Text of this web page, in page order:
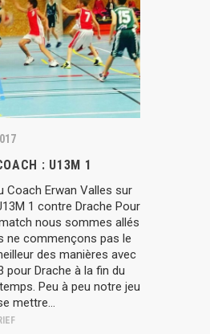
: U13M 1
Coach Erwan Valles sur
1 contre Drache Pour
nous sommes allés
ne commençons pas le
des manières avec
pour Drache à la fin du
Peu à peu notre jeu
mettre...